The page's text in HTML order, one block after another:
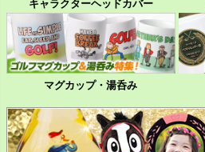
キャラクターヘッドカバー
マグカップ・湯呑み